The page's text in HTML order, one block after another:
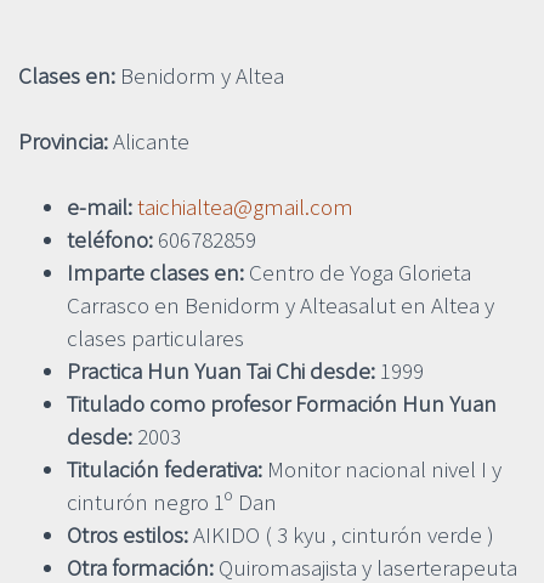
Clases en: Benidorm y Altea
Provincia:Alicante
e-mail:taichialtea@gmail.com
teléfono: 606782859
Imparte clases en: Centro de Yoga Glorieta
Carrasco en Benidorm y Alteasalut en Altea y
clases particulares
Practica Hun Yuan Tai Chi desde: 1999
Titulado como profesor Formación Hun Yuan
desde: 2003
Titulación federativa: Monitor nacional nivel I y
cinturón negro 1º Dan
Otros estilos:AIKIDO ( 3 kyu , cinturón verde )
Otra formación: Quiromasajista y laserterapeuta